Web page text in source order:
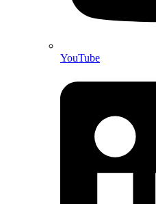
YouTube